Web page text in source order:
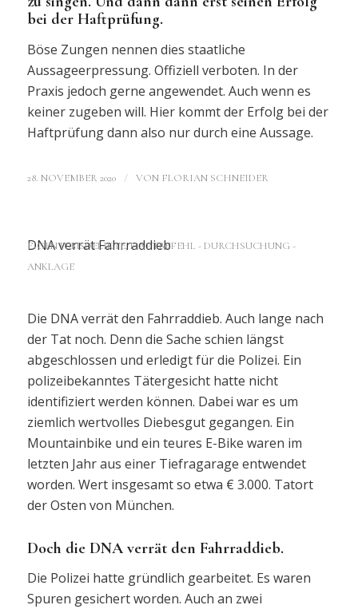
bei der Haftprüfung.
Böse Zungen nennen dies staatliche
Aussageerpressung. Offiziell verboten. In der
Praxis jedoch gerne angewendet. Auch wenn es
keiner zugeben will. Hier kommt der Erfolg bei der
Haftprüfung dann also nur durch eine Aussage.
28. NOVEMBER 2020 / VON FLORIAN SCHNEIDER
DNA verrät Fahrraddieb
EIGENTUMSDELIKTE,HAFTBEFEHL - DURCHSUCHUNG -
ANKLAGE
Die DNA verrät den Fahrraddieb. Auch lange nach
der Tat noch. Denn die Sache schien längst
abgeschlossen und erledigt für die Polizei. Ein
polizeibekanntes Tätergesicht hatte nicht
identifiziert werden können. Dabei war es um
ziemlich wertvolles Diebesgut gegangen. Ein
Mountainbike und ein teures E-Bike waren im
letzten Jahr aus einer Tiefragarage entwendet
worden. Wert insgesamt so etwa € 3.000. Tatort
der Osten von München.
Doch die DNA verrät den Fahrraddieb.
Die Polizei hatte gründlich gearbeitet. Es waren
Spuren gesichert worden. Auch an zwei